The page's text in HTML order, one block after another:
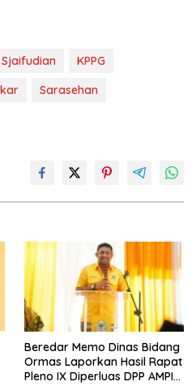
KPPG
Sarasehan
Beredar Memo Dinas Bidang
Ormas Laporkan Hasil Rapat
Pleno IX Diperluas DPP AMPI